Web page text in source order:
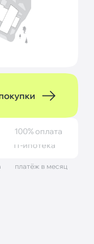
Описание
100% оплата
IT-ипотека
платёж в месяц